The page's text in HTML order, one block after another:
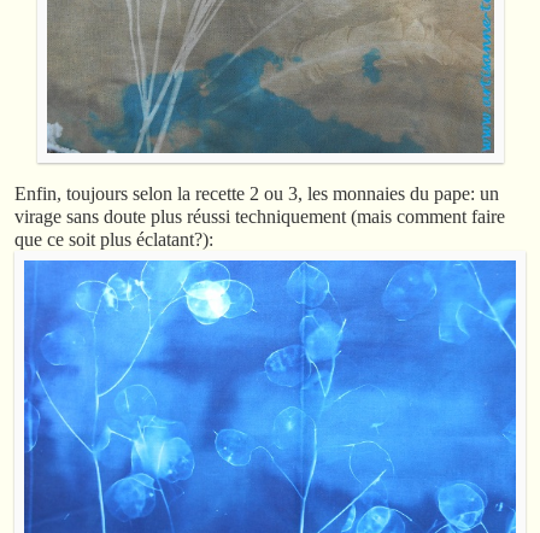
Enfin, toujours selon la recette 2 ou 3, les monnaies du pape: un
virage sans doute plus réussi techniquement (mais comment faire
que ce soit plus éclatant?):